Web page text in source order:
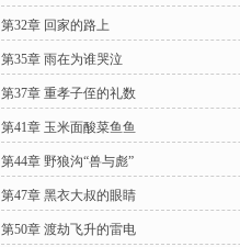
第32章 回家的路上
第35章 雨在为谁哭泣
第37章 重孝子侄的礼数
第41章 玉米面酸菜鱼鱼
第44章 野狼沟“兽与彪”
第47章 黑衣大叔的眼睛
第50章 渡劫飞升的雷电